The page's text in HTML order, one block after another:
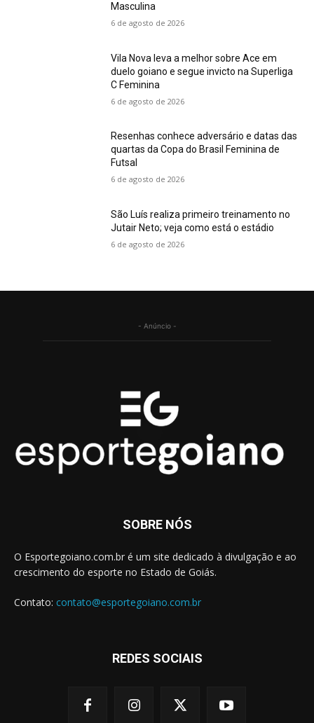
Masculina
6 de agosto de 2026
Vila Nova leva a melhor sobre Ace em
duelo goiano e segue invicto na Superliga
C Feminina
6 de agosto de 2026
Resenhas conhece adversário e datas das
quartas da Copa do Brasil Feminina de
Futsal
6 de agosto de 2026
São Luís realiza primeiro treinamento no
Jutair Neto; veja como está o estádio
6 de agosto de 2026
- Anúncio -
SOBRE NÓS
O Esportegoiano.com.br é um site dedicado à divulgação e ao
crescimento do esporte no Estado de Goiás.
Contato: contato@esportegoiano.com.br
REDES SOCIAIS